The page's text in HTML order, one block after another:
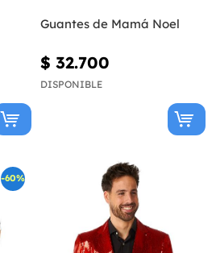
Guantes de Mamá Noel
$ 32.700
DISPONIBLE
-60%